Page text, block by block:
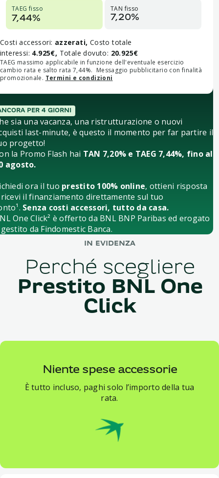
TAEG fisso
7,44%
TAN fisso
7,20%
Costi accessori: azzerati, Costo totale
interessi: 4.925€, Totale dovuto: 20.925€
TAEG massimo applicabile in funzione dell'eventuale esercizio
cambio rata e salto rata 7,44%. Messaggio pubblicitario con finalità
promozionale. Termini e condizioni
PER 4 GIORNI
sia una vacanza, una ristrutturazione o nuovi
last-minute, è questo il momento per far partire il
progetto!
la Promo Flash hai TAN 7,20% e TAEG 7,44%, fino al
agosto.
ora il tuo prestito 100% online, ottieni risposta
il finanziamento direttamente sul tuo
Senza costi accessori, tutto da casa.
One Click² è offerto da BNL BNP Paribas ed erogato
da Findomestic Banca.
IN EVIDENZA
Perché scegliere
Prestito BNL One
Click
Niente spese accessorie
È tutto incluso, paghi solo l’importo della tua
rata.